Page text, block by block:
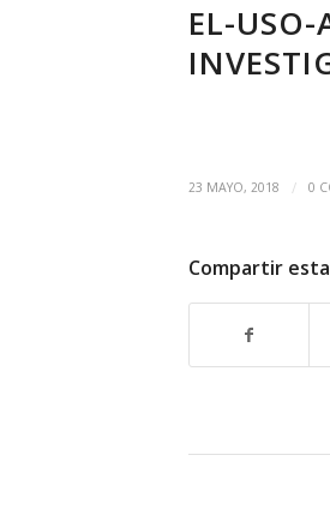
EL-
23 MAYO, 2018 / 0
Compartir